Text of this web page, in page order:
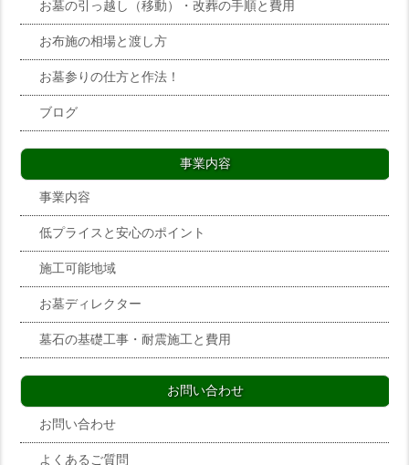
お墓の引っ越し（移動）・改葬の手順と費用
お布施の相場と渡し方
お墓参りの仕方と作法！
ブログ
事業内容
事業内容
低プライスと安心のポイント
施工可能地域
お墓ディレクター
墓石の基礎工事・耐震施工と費用
お問い合わせ
お問い合わせ
よくあるご質問